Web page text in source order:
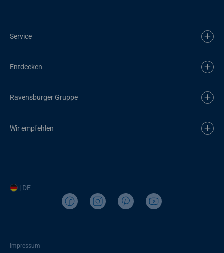
Service
Entdecken
Ravensburger Gruppe
Wir empfehlen
| DE
Impressum